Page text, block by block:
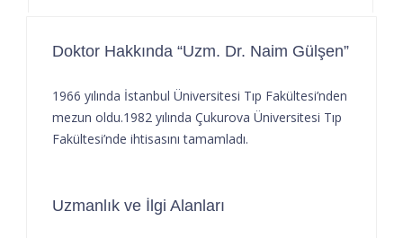
Doktor Hakkında “Uzm. Dr. Naim Gülşen”
1966 yılında İstanbul Üniversitesi Tıp Fakültesi’nden
mezun oldu.1982 yılında Çukurova Üniversitesi Tıp
Fakültesi’nde ihtisasını tamamladı.
Uzmanlık ve İlgi Alanları